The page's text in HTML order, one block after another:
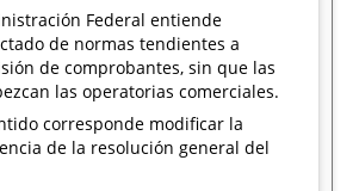
Federal entiende
de normas tendientes a
de comprobantes, sin que las
las operatorias comerciales.
corresponde modificar la
de la resolución general del